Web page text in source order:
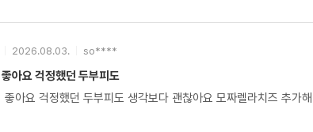
2026.08.03. so****
아요 걱정했던 두부피도
아요 걱정했던 두부피도 생각보다 괜찮아요 모짜렐라치즈 추가